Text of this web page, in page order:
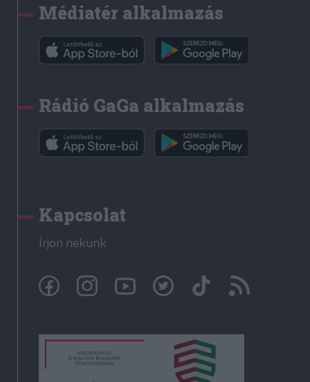
Médiatér alkalmazás
Rádió GaGa alkalmazás
Kapcsolat
Írjon nekünk